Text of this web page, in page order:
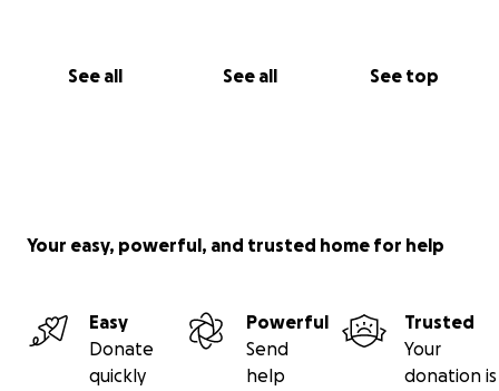
See all See all See top
Your easy, powerful, and trusted home for help
Easy
Donate
quickly
Powerful
Send
help
Trusted
Your
donation is